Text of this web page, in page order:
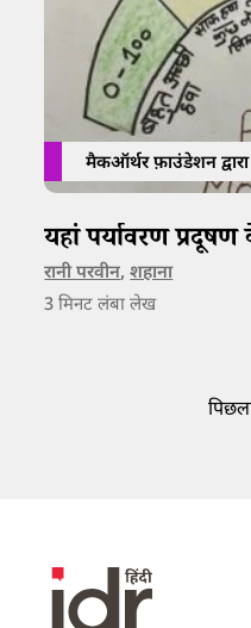
मैकऑर्थर फ़ाउंडेशन
यहां पर्यावरण
रानी परवीन,शहाना
3 मिनट लंबा लेख